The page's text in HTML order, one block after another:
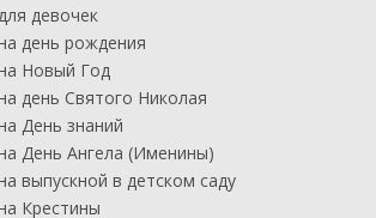
девочек
день рождения
Новый Год
день Святого Николая
День знаний
День Ангела (Именины)
выпускной в детском саду
Крестины